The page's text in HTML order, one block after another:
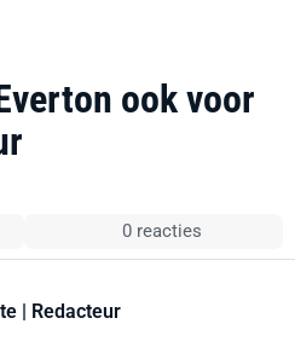
ook voor
0 reacties
| Redacteur